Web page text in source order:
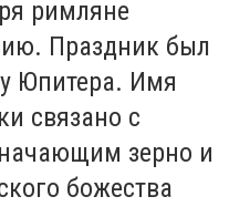
римляне
Праздник был
Юпитера. Имя
связано с
зерно и
божества